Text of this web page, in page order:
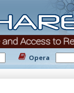
Opera